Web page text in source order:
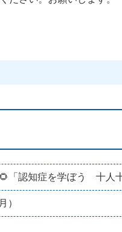
「認知症を学ぼう 十人
）